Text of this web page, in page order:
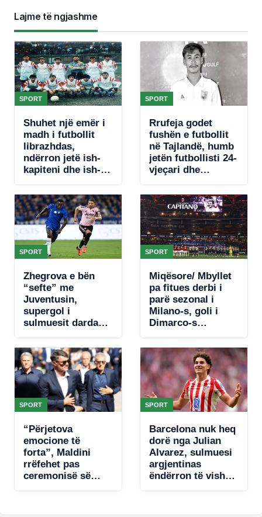
Lajme të ngjashme
SPORT
Shuhet një emër i
madh i futbollit
librazhdas,
ndërron jetë ish-
kapiteni dhe ish-
Besnik Çota
SPORT
Rrufeja godet
fushën e futbollit
në Tajlandë, humb
jetën futbollisti 24-
vjeçari dhe
SPORT
Zhegrova e bën
“sefte” me
Juventusin,
supergol i
sulmuesit dardan i
së Vjetër” në
miqësoren ndaj
Chelsea-t
SPORT
Miqësore/ Mbyllet
pa fitues derbi i
parë sezonal i
Milano-s, goli i
Dimarco-s
penalltia e Nkunku
SPORT
“Përjetova
emocione të
forta”, Maldini
rrëfehet pas
ceremonisë së
SPORT
Barcelona nuk heq
dorë nga Julian
Alvarez, sulmuesi
argjentinas
ëndërron të vishet